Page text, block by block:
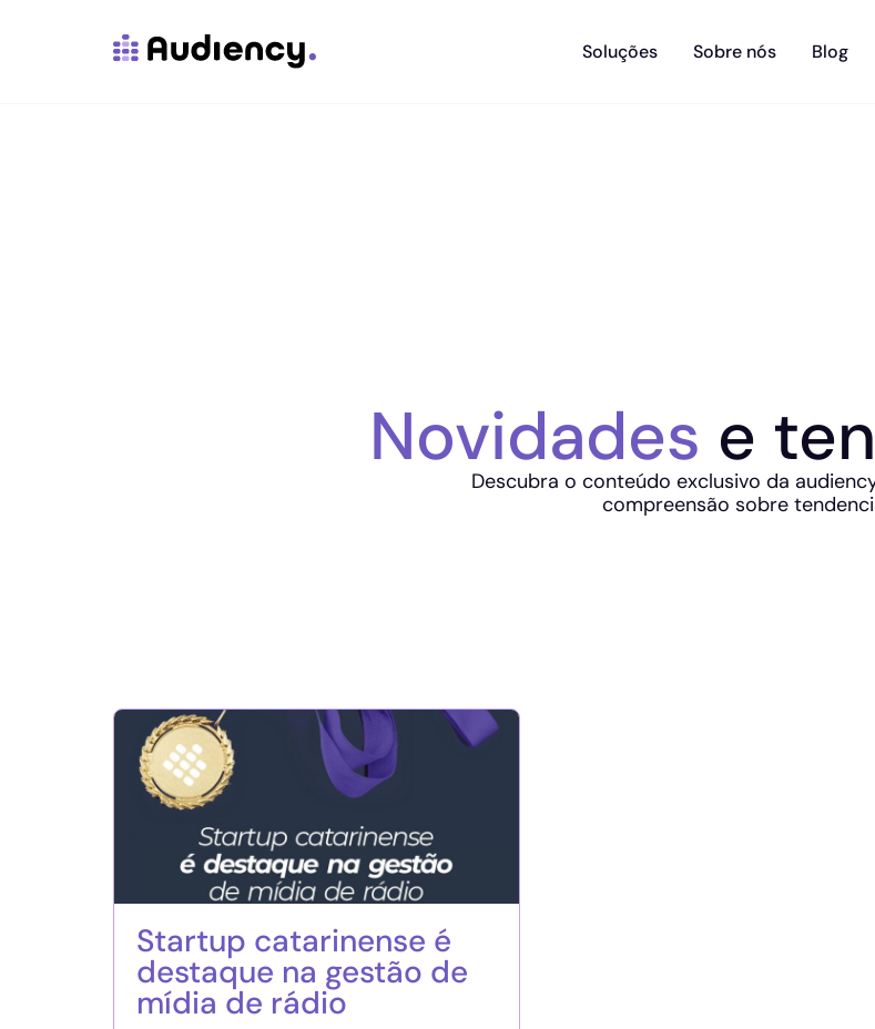
Soluções Sobre nós Blog
Novidades e
Descubra o conteúdo exclusivo da
compreensão sobre
Startup catarinense é
destaque na gestão de
mídia de rádio